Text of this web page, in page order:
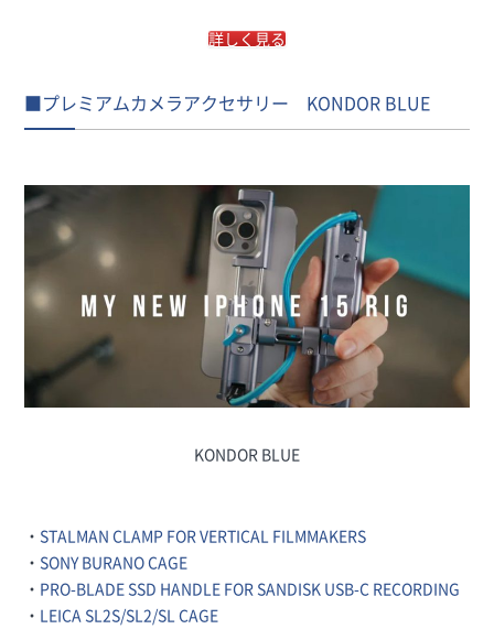
詳しく見る
■プレミアムカメラアクセサリー KONDOR BLUE
KONDOR BLUE
・ STALMAN CLAMP FOR VERTICAL FILMMAKERS
・ SONY BURANO CAGE
・ PRO-BLADE SSD HANDLE FOR SANDISK USB-C RECORDING
・ LEICA SL2S/SL2/SL CAGE